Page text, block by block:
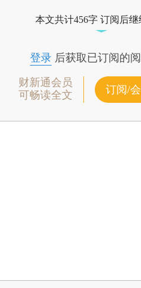
本文共计456字 订阅后
登录后获取已订阅的
财新通会员
可畅读全文
订阅/